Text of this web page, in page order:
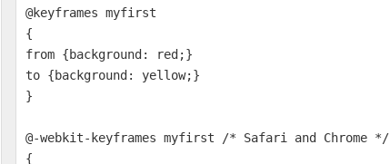
@keyframes myfirst
{
from {background: red;}
to {background: yellow;}
}
@-webkit-keyframes myfirst /* Safari and Chrome */
{